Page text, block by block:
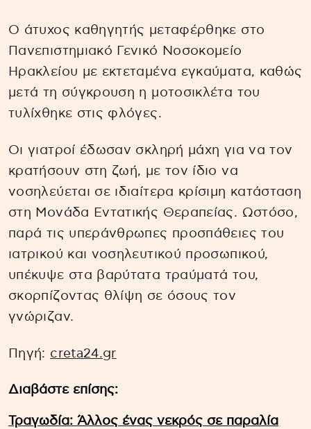
Ο άτυχος καθηγητής μεταφέρθηκε στο
Πανεπιστημιακό Γενικό Νοσοκομείο
Ηρακλείου με εκτεταμένα εγκαύματα, καθώς
μετά τη σύγκρουση η μοτοσικλέτα του
τυλίχθηκε στις φλόγες.
Οι γιατροί έδωσαν σκληρή μάχη για να τον
κρατήσουν στη ζωή, με τον ίδιο να
νοσηλεύεται σε ιδιαίτερα κρίσιμη κατάσταση
στη Μονάδα Εντατικής Θεραπείας. Ωστόσο,
παρά τις υπεράνθρωπες προσπάθειες του
ιατρικού και νοσηλευτικού προσωπικού,
υπέκυψε στα βαρύτατα τραύματά του,
σκορπίζοντας θλίψη σε όσους τον
γνώριζαν.
Πηγή: creta24.gr
Διαβάστε επίσης:
Τραγωδία: Άλλος ένας νεκρός σε παραλία